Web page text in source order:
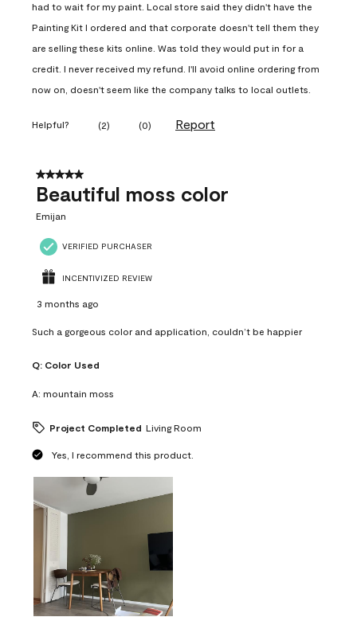
had to wait for my paint. Local store said they didn't have the
Painting Kit I ordered and that corporate doesn't tell them they
are selling these kits online. Was told they would put in for a
credit. I never received my refund. I'll avoid online ordering from
now on, doesn't seem like the company talks to local outlets.
Helpful? (2) (0) Report
5 out of 5 stars.
Beautiful moss color
Emijan
VERIFIED PURCHASER
INCENTIVIZED REVIEW
3 months ago
Such a gorgeous color and application, couldn’t be happier
Q: Color Used
A: mountain moss
Project Completed Living Room
Yes, I recommend this product.